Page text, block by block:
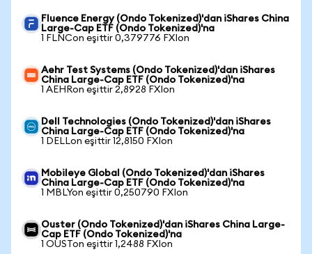
Fluence Energy (Ondo Tokenized)'dan iShares China
Large-Cap ETF (Ondo Tokenized)'na
1 FLNCon eşittir 0,379776 FXIon
Aehr Test Systems (Ondo Tokenized)'dan iShares
China Large-Cap ETF (Ondo Tokenized)'na
1 AEHRon eşittir 2,8928 FXIon
Dell Technologies (Ondo Tokenized)'dan iShares
China Large-Cap ETF (Ondo Tokenized)'na
1 DELLon eşittir 12,8150 FXIon
Mobileye Global (Ondo Tokenized)'dan iShares
China Large-Cap ETF (Ondo Tokenized)'na
1 MBLYon eşittir 0,250790 FXIon
Ouster (Ondo Tokenized)'dan iShares China Large-
Cap ETF (Ondo Tokenized)'na
1 OUSTon eşittir 1,2488 FXIon